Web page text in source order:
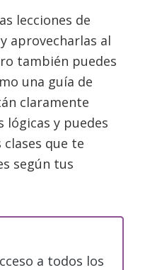
lecciones de
aprovecharlas al
también puedes
una guía de
claramente
lógicas y puedes
que te
según tus
a todos los